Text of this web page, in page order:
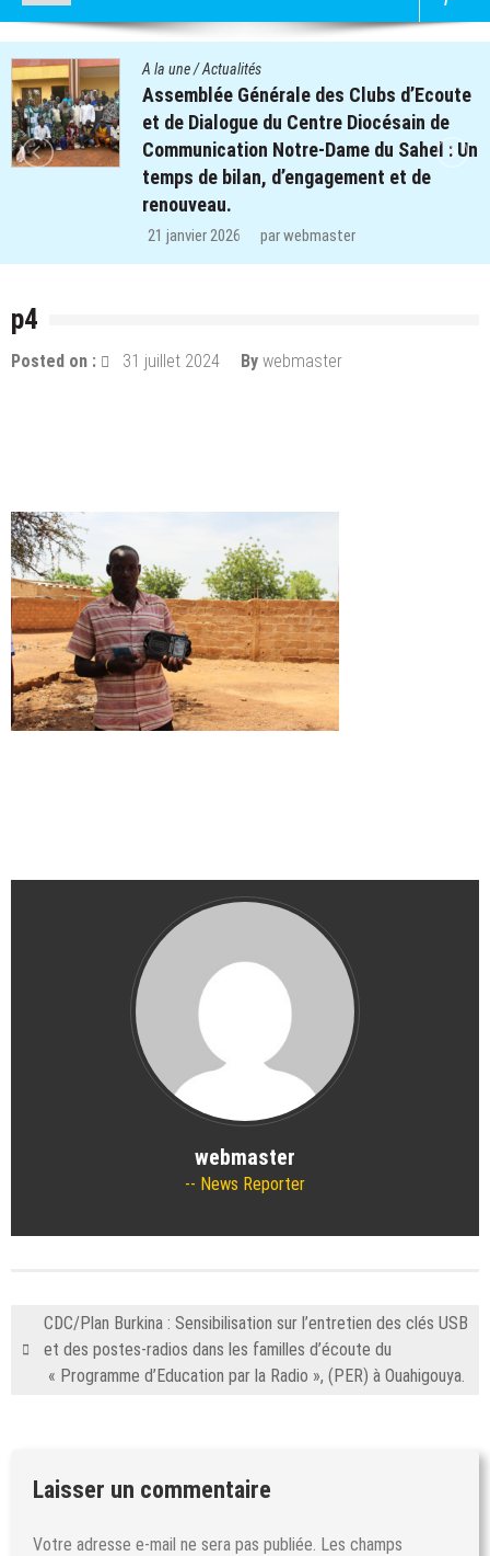
des Clubs d’Ecoute
Centre Diocésain de
Notre-Dame du Sahel : Un
d’engagement et de
Quatre cent
des clubs
retrouvent le
régions de
p4
Posted on : 31 juillet 2024 By webmaster
webmaster
News Reporter
CDC/Plan Burkina : Sensibilisation sur l’entretien des clés USB
et des postes-radios dans les familles d’écoute du
« Programme d’Education par la Radio », (PER) à Ouahigouya.
Laisser un commentaire
Votre adresse e-mail ne sera pas publiée. Les champs